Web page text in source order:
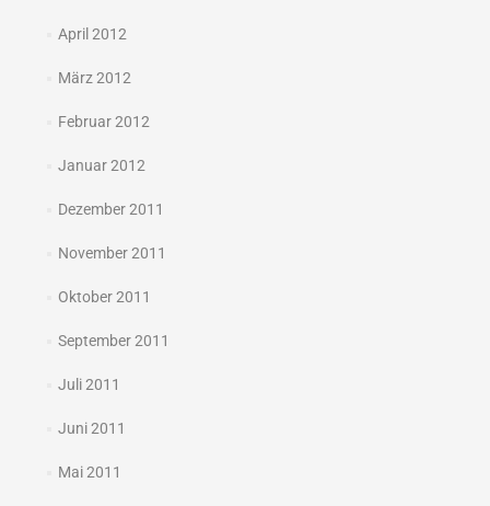
April 2012
März 2012
Februar 2012
Januar 2012
Dezember 2011
November 2011
Oktober 2011
September 2011
Juli 2011
Juni 2011
Mai 2011